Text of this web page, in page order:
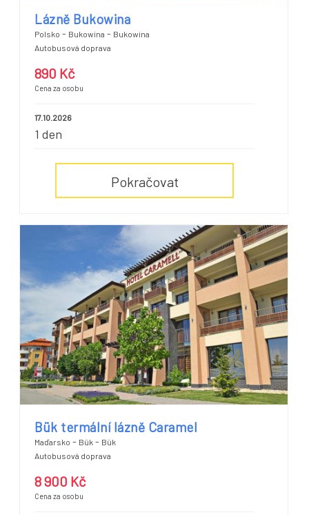
Lázně Bukowina
Polsko - Bukowina - Bukowina
Autobusová doprava
890 Kč
Cena za osobu
17.10.2026
1 den
Pokračovat
Bük termální lázně Caramel
Maďarsko - Bük - Bük
Autobusová doprava
8 900 Kč
Cena za osobu